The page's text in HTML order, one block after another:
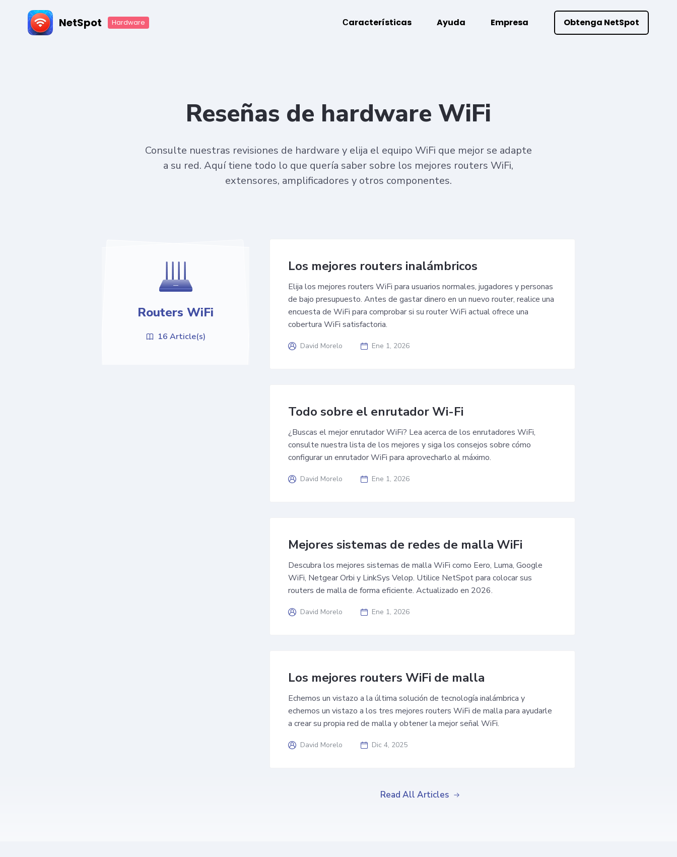
NetSpot Hardware Сaracterísticas Ayuda Empresa Obtenga NetSpot
Reseñas de hardware WiFi
Consulte nuestras revisiones de hardware y elija el equipo WiFi que mejor se adapte
a su red. Aquí tiene todo lo que quería saber sobre los mejores routers WiFi,
extensores, amplificadores y otros componentes.
Routers WiFi
16 Article(s)
Los mejores routers inalámbricos
Elija los mejores routers WiFi para usuarios normales, jugadores y personas
de bajo presupuesto. Antes de gastar dinero en un nuevo router, realice una
encuesta de WiFi para comprobar si su router WiFi actual ofrece una
cobertura WiFi satisfactoria.
David Morelo Ene 1, 2026
Todo sobre el enrutador Wi-Fi
¿Buscas el mejor enrutador WiFi? Lea acerca de los enrutadores WiFi,
consulte nuestra lista de los mejores y siga los consejos sobre cómo
configurar un enrutador WiFi para aprovecharlo al máximo.
David Morelo Ene 1, 2026
Mejores sistemas de redes de malla WiFi
Descubra los mejores sistemas de malla WiFi como Eero, Luma, Google
WiFi, Netgear Orbi y LinkSys Velop. Utilice NetSpot para colocar sus
routers de malla de forma eficiente. Actualizado en 2026.
David Morelo Ene 1, 2026
Los mejores routers WiFi de malla
Echemos un vistazo a la última solución de tecnología inalámbrica y
echemos un vistazo a los tres mejores routers WiFi de malla para ayudarle
a crear su propia red de malla y obtener la mejor señal WiFi.
David Morelo Dic 4, 2025
Read All Articles